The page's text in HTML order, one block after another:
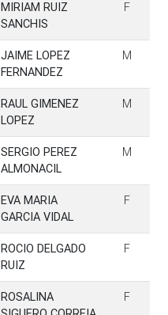
MIRIAM RUIZ
SANCHIS
F
JAIME LOPEZ
FERNANDEZ
M
RAUL GIMENEZ
LOPEZ
M
SERGIO PEREZ
ALMONACIL
M
EVA MARIA
GARCIA VIDAL
F
ROCIO DELGADO
RUIZ
F
ROSALINA
F